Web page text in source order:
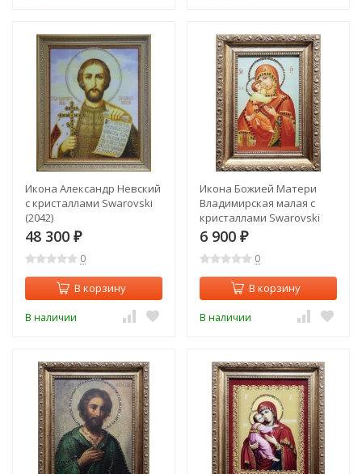
Икона Александр Невский
с кристаллами Swarovski
(2042)
48 300 ₽
0
В корзину
В наличии
Икона Божией Матери
Владимирская малая с
кристаллами Swarovski
(2105)
6 900 ₽
0
В корзину
В наличии